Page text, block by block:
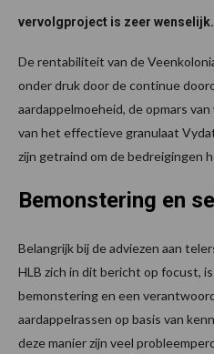
vervolgproject is zeer wenselijk.
De rentabiliteit van de
onder druk door de continue
aardappelmoeheid, de opmars
van het effectieve granulaat
zijn getraind om de bedreigingen
Bemonstering en
Belangrijk bij de adviezen aan
HLB zich in dit bericht op focust,
bemonstering en een
aardappelrassen op basis van
deze manier zijn veel